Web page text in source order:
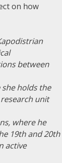
on how
between
holds the
unit
where he
19th and 20th
active